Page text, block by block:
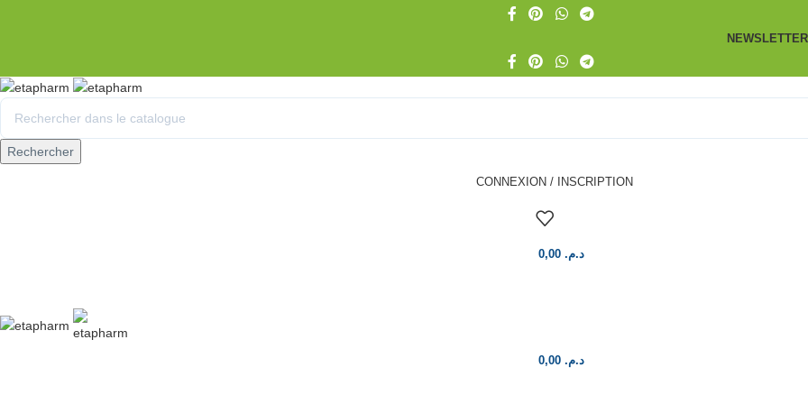
NEWSLETTER
Rechercher
CONNEXION / INSCRIPTION
د.م.
د.م.